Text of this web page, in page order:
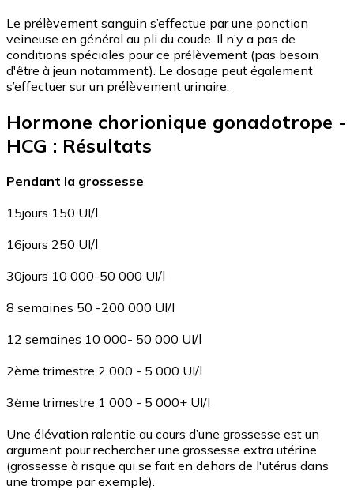
Le prélèvement sanguin s’effectue par une ponction
veineuse en général au pli du coude. Il n’y a pas de
conditions spéciales pour ce prélèvement (pas besoin
d'être à jeun notamment). Le dosage peut également
s’effectuer sur un prélèvement urinaire.
Hormone chorionique gonadotrope -
HCG : Résultats
Pendant la grossesse
15jours 150 UI/l
16jours 250 UI/l
30jours 10 000-50 000 UI/l
8 semaines 50 -200 000 UI/l
12 semaines 10 000- 50 000 UI/l
2ème trimestre 2 000 - 5 000 UI/l
3ème trimestre 1 000 - 5 000+ UI/l
Une élévation ralentie au cours d’une grossesse est un
argument pour rechercher une grossesse extra utérine
(grossesse à risque qui se fait en dehors de l'utérus dans
une trompe par exemple).